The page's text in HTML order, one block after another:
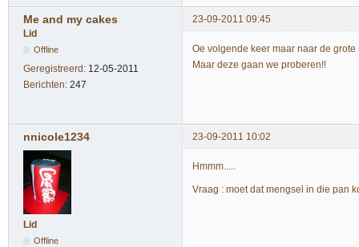
Me and my cakes
23-09-2011 09:45
Lid
Offline
Geregistreerd: 12-05-2011
Berichten: 247
Oe volgende keer maar naar de grote
Maar deze gaan we proberen!!
nnicole1234 23-09-2011 10:02
Lid
Offline
Hmmm.....
Vraag : moet dat mengsel in die pan